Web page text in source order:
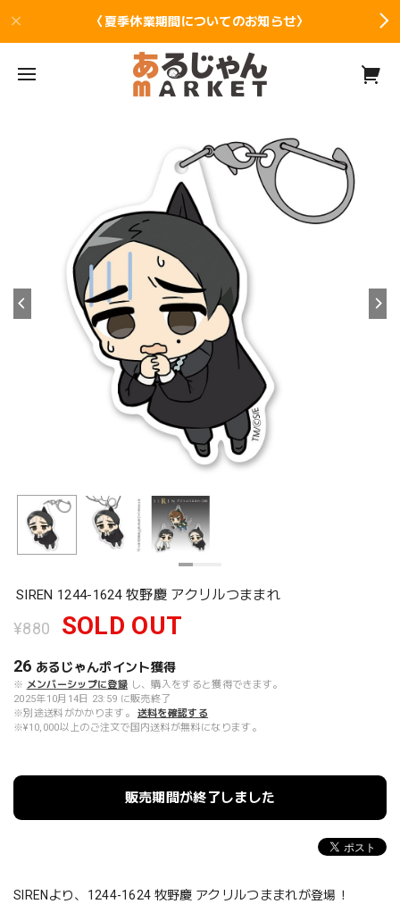
〈夏季休業期間についてのお知らせ〉
SIREN 1244-1624 牧野慶 アクリルつままれ
¥880 SOLD OUT
26 あるじゃんポイント獲得
※ メンバーシップに登録 し、購入をすると獲得できます。
2025年10月14日 23:59 に販売終了
※別途送料がかかります。
送料を確認する
※¥10,000以上のご注文で国内送料が無料になります。
販売期間が終了しました
SIRENより、1244-1624 牧野慶 アクリルつままれが登場！